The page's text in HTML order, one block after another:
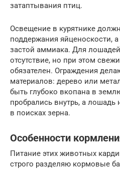
затаптывания птиц.
Освещение в курятнике
поддержания яйценоскости,
застой аммиака. Для
отсутствие, но при этом
обязателен. Ограждения
материалов: дерево или
быть глубоко вкопана в
пробрались внутрь, а лошадь
в поисках зерна.
Особенности
Питание этих животных
строго разделяю кормовые